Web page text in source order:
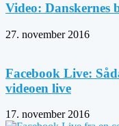
Video: Danskernes
27. november 2016
Facebook Live:
videoen live
17. november 2016